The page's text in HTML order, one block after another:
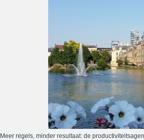
Meer regels, minder resultaat: de